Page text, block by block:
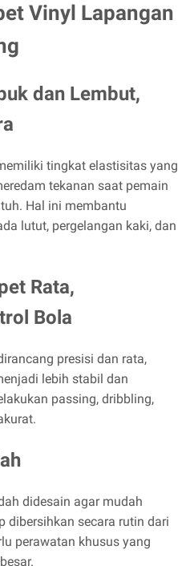
Vinyl Lapangan
dan Lembut,
tingkat elastisitas yang
tekanan saat pemain
Hal ini membantu
lutut, pergelangan kaki, dan
Rata,
Bola
presisi dan rata,
lebih stabil dan
passing, dribbling,
didesain agar mudah
dibersihkan secara rutin dari
perawatan khusus yang